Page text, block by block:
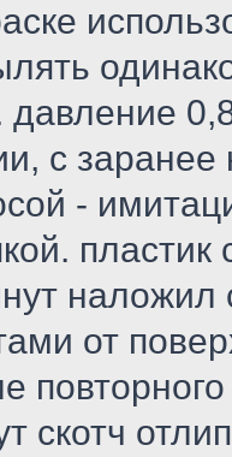
с
-
наложил
от
скотч